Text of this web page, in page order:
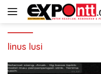
Langsung
linus lusi